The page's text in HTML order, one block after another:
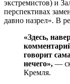
экстремистов) и
перспективах
давно назрел». В
«Здесь,
говорит
нечего», —
Кремля.